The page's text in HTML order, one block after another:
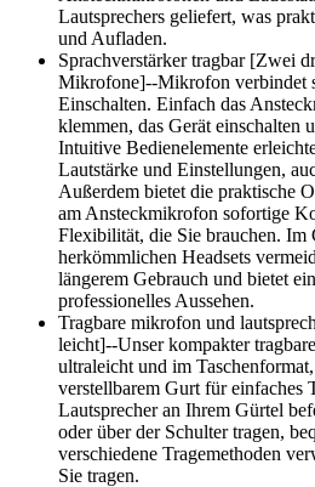
Lautsprechers geliefert, was
und Aufladen.
Sprachverstärker tragbar [Zwei
Mikrofone]--Mikrofon verbindet
Einschalten. Einfach das
klemmen, das Gerät einschalten
Intuitive Bedienelemente
Lautstärke und Einstellungen,
Außerdem bietet die praktische
am Ansteckmikrofon sofortige
Flexibilität, die Sie brauchen. Im
herkömmlichen Headsets
längerem Gebrauch und bietet
professionelles Aussehen.
Tragbare mikrofon und
leicht]--Unser kompakter
ultraleicht und im
verstellbarem Gurt für einfaches
Lautsprecher an Ihrem Gürtel
oder über der Schulter tragen,
verschiedene Tragemethoden
Sie tragen.